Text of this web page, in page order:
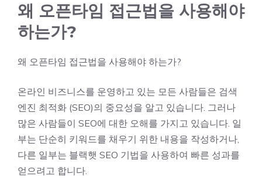
왜 오픈타임 접근법을 사용해야
하는가?
왜 오픈타임 접근법을 사용해야 하는가?
온라인 비즈니스를 운영하고 있는 모든 사람들은 검색
엔진 최적화 (SEO)의 중요성을 알고 있습니다. 그러나
많은 사람들이 SEO에 대한 오해를 가지고 있습니다. 일
부는 단순히 키워드를 채우기 위한 내용을 작성하거나,
다른 일부는 블랙햇 SEO 기법을 사용하여 빠른 성과를
얻으려고 합니다.